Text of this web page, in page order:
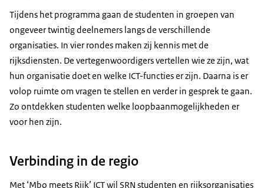
Tijdens het programma gaan de studenten in groepen van
ongeveer twintig deelnemers langs de verschillende
organisaties. In vier rondes maken zij kennis met de
rijksdiensten. De vertegenwoordigers vertellen wie ze zijn, wat
hun organisatie doet en welke ICT-functies er zijn. Daarna is er
volop ruimte om vragen te stellen en verder in gesprek te gaan.
Zo ontdekken studenten welke loopbaanmogelijkheden er
voor hen zijn.
Verbinding in de regio
Met ‘Mbo meets Rijk’ ICT wil SRN studenten en rijksorganisaties